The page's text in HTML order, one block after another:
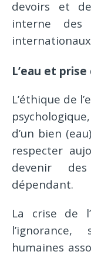
devoirs et
interne des
L’eau et
L’éthique de
d’un bien
respecter
devenir
dépendant.
La crise de
humaines